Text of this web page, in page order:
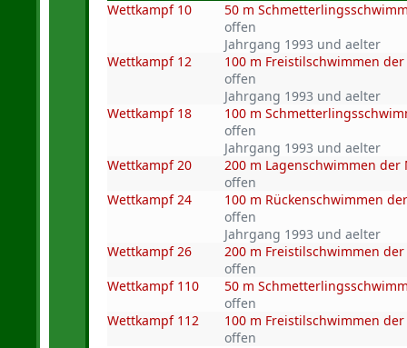
Wettkampf 10
50 m
offen
Jahrgang 1993 und aelter
Wettkampf 12
100 m Freistilschwimmen
offen
Jahrgang 1993 und aelter
Wettkampf 18
100 m
offen
Jahrgang 1993 und aelter
Wettkampf 20
200 m Lagenschwimmen der
offen
Wettkampf 24
100 m Rückenschwimmen
offen
Jahrgang 1993 und aelter
Wettkampf 26
200 m Freistilschwimmen
offen
Wettkampf 110
50 m
offen
Wettkampf 112
100 m Freistilschwimmen
offen